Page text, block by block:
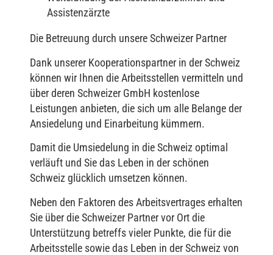
Assistenzärzte
Die Betreuung durch unsere Schweizer Partner
Dank unserer Kooperationspartner in der Schweiz
können wir Ihnen die Arbeitsstellen vermitteln und
über deren Schweizer GmbH kostenlose
Leistungen anbieten, die sich um alle Belange der
Ansiedelung und Einarbeitung kümmern.
Damit die Umsiedelung in die Schweiz optimal
verläuft und Sie das Leben in der schönen
Schweiz glücklich umsetzen können.
Neben den Faktoren des Arbeitsvertrages erhalten
Sie über die Schweizer Partner vor Ort die
Unterstützung betreffs vieler Punkte, die für die
Arbeitsstelle sowie das Leben in der Schweiz von